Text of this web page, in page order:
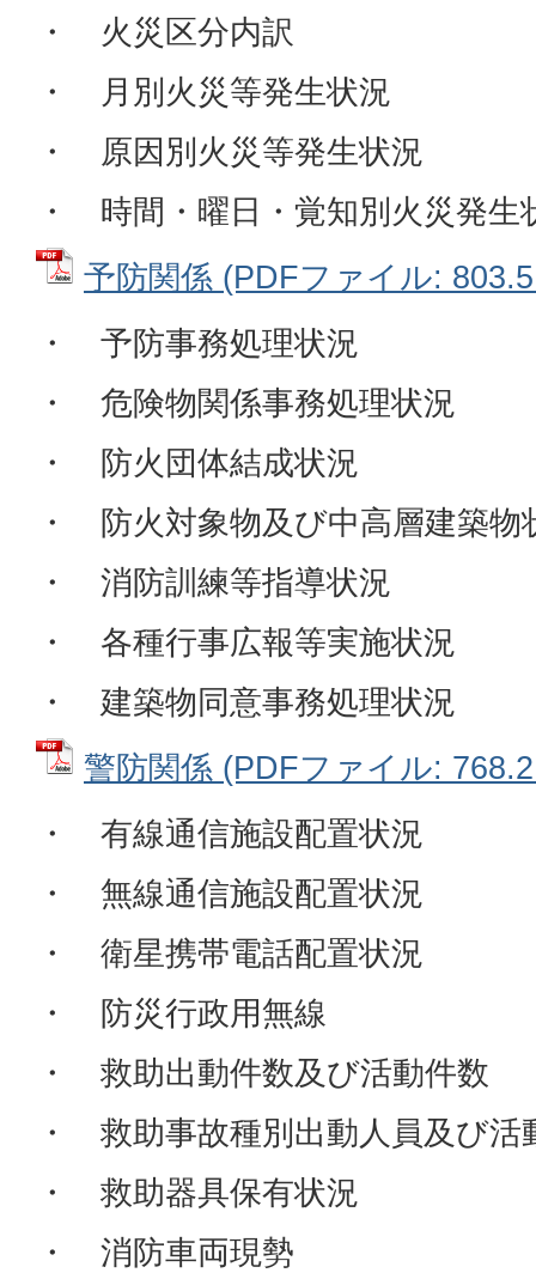
・ 火災区分内訳
・ 月別火災等発生状況
・ 原因別火災等発生状況
・ 時間・曜日・覚知別火災発生
予防関係 (PDFファイル:
・ 予防事務処理状況
・ 危険物関係事務処理状況
・ 防火団体結成状況
・ 防火対象物及び中高層建築物
・ 消防訓練等指導状況
・ 各種行事広報等実施状況
・ 建築物同意事務処理状況
警防関係 (PDFファイル:
・ 有線通信施設配置状況
・ 無線通信施設配置状況
・ 衛星携帯電話配置状況
・ 防災行政用無線
・ 救助出動件数及び活動件数
・ 救助事故種別出動人員及び活
・ 救助器具保有状況
・ 消防車両現勢